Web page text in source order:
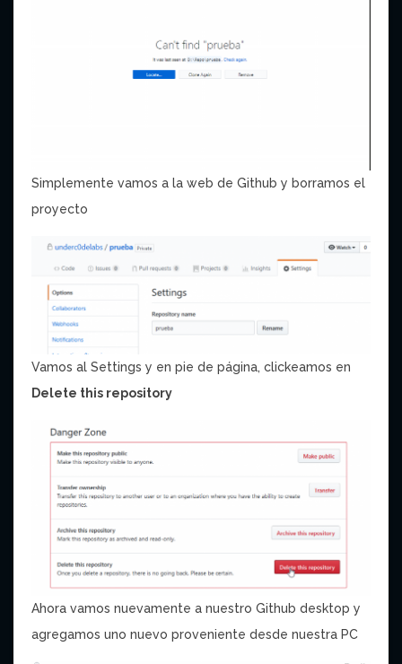
Simplemente vamos a la web de Github y borramos el
proyecto
Vamos al Settings y en pie de página, clickeamos en
Delete this repository
Ahora vamos nuevamente a nuestro Github desktop y
agregamos uno nuevo proveniente desde nuestra PC